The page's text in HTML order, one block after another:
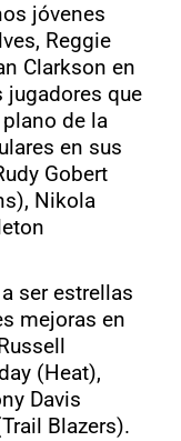
jóvenes
Reggie
Clarkson en
jugadores que
de la
en sus
Gobert
Nikola
ser estrellas
mejoras en
(Heat),
Davis
Blazers).